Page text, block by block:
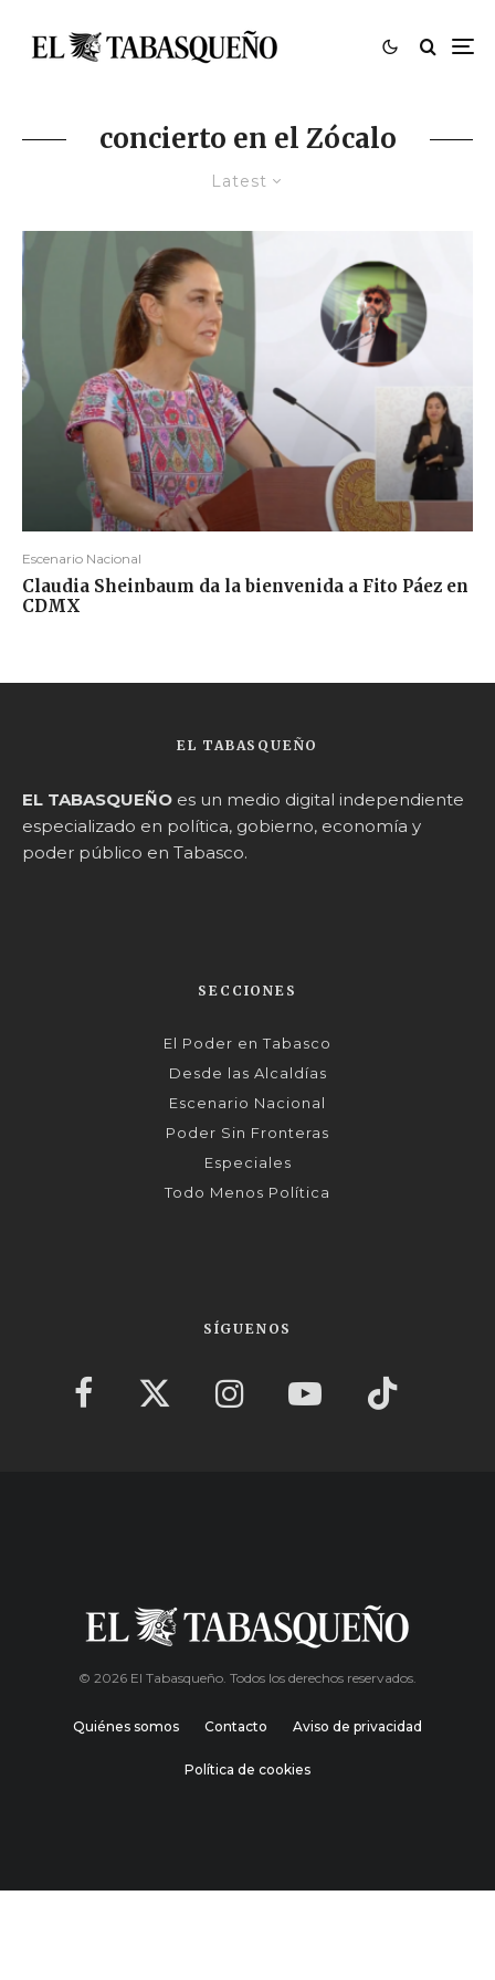
concierto en el Zócalo
Latest
Escenario Nacional
Claudia Sheinbaum da la bienvenida a Fito Páez en
CDMX
EL TABASQUEÑO
EL TABASQUEÑO es un medio digital independiente
especializado en política, gobierno, economía y
poder público en Tabasco.
SECCIONES
El Poder en Tabasco
Desde las Alcaldías
Escenario Nacional
Poder Sin Fronteras
Especiales
Todo Menos Política
SÍGUENOS
© 2026 El Tabasqueño. Todos los derechos reservados.
Quiénes somos Contacto Aviso de privacidad
Política de cookies